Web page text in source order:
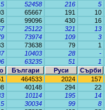
52458 216
5
65667 191
10
99096 430
16
25122 321
13
73974 109
3
73638 79
1
10403 28
-
63235 51
1
Българи Руси
Сърби
464533 2024
157
40148 294
22
10114 195
14
30034 99
8